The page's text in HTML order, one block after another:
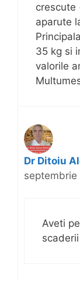
crescute
aparute
35 kg si
valorile
Dr Ditoiu
septembrie
Aveti